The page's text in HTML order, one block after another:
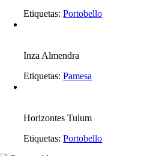
Etiquetas:Portobello
Inza Almendra
Etiquetas:Pamesa
Horizontes Tulum
Etiquetas:Portobello